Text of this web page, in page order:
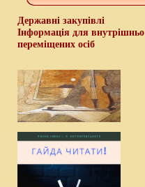
Державні закупівлі
Інформація для внутрішньо
переміщених осіб